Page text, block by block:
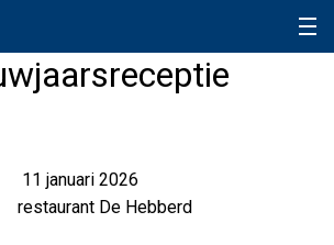
11 januari 2026
restaurant De Hebberd